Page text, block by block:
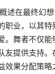
述在最终幻
职业，以其
。舞者不仅
友提供支持。
效果分配策